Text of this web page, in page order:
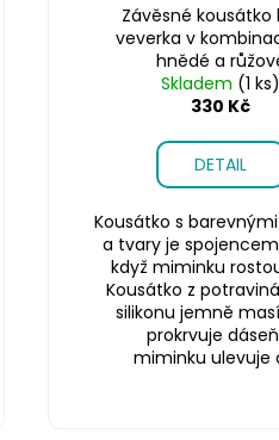
Závěsné kousátko
veverka v
hnědé a
Skladem (1 ks)
330 Kč
DETAIL
Kousátko s
a tvary je
když miminku
Kousátko z
silikonu jemně
prokrvuje
miminku ulevuje